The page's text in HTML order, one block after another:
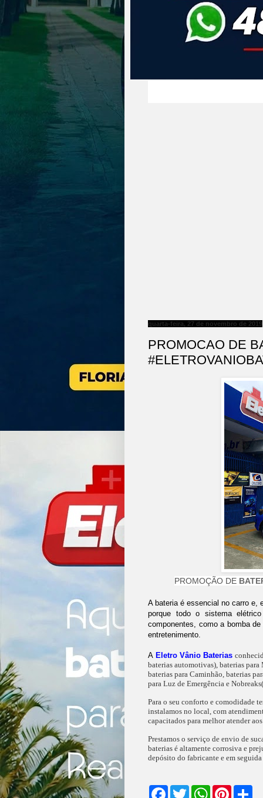
quarta-feira, 27 de novembro de 2019
PROMOCAO DE
PROMOÇÃO DE
A bateria é essencial no carro e,
porque todo o sistema
componentes, como a bomba
entretenimento.
A Eletro Vânio Baterias
baterias automotivas), baterias
baterias para Caminhão, baterias
para Luz de Emergência e
Para o seu conforto e comodidade
instalamos no local, com
capacitados para melhor atender
Prestamos o serviço de envio de
baterias é altamente corrosiva e
depósito do fabricante e em
F
T
W
P